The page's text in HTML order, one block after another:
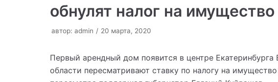
обнулят налог на имущество
автор: admin 20 марта, 2020
Первый арендный дом появится в центре Екатеринбурга
области пересматривают ставку по налогу на